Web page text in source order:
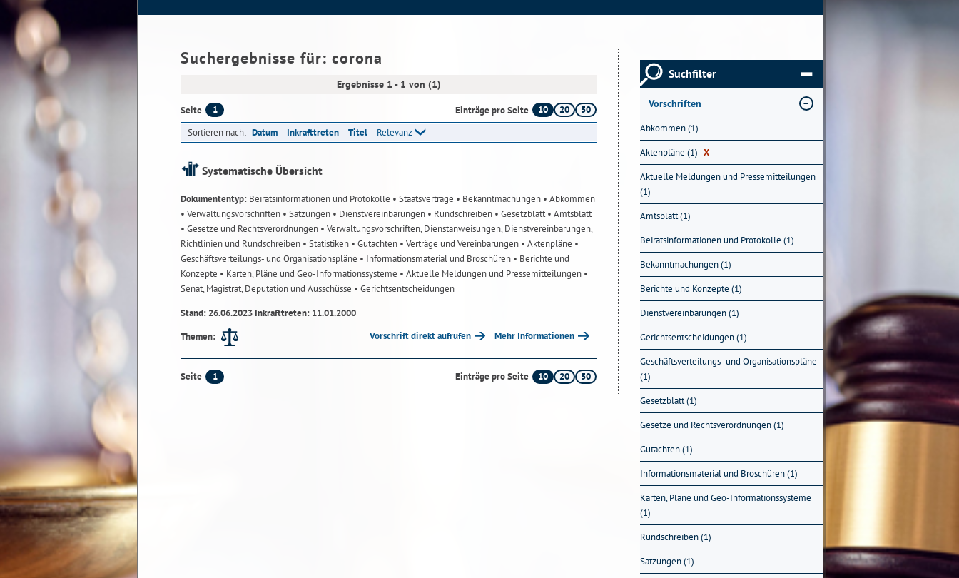
Suchergebnisse für: corona
Ergebnisse 1 - 1 von (1)
Seite 1 Einträge pro Seite 10 20
50
Sortieren nach: Datum Inkrafttreten Titel Relevanz
Systematische Übersicht
Dokumententyp: Beiratsinformationen und Protokolle • Staatsverträge • Bekanntmachungen • Abkommen
• Verwaltungsvorschriften • Satzungen • Dienstvereinbarungen • Rundschreiben • Gesetzblatt• Amtsblatt
• Gesetze und Rechtsverordnungen • Verwaltungsvorschriften, Dienstanweisungen, Dienstvereinbarungen,
Richtlinien und Rundschreiben • Statistiken • Gutachten • Verträge und Vereinbarungen • Aktenpläne •
Geschäftsverteilungs- und Organisationspläne • Informationsmaterial und Broschüren • Berichte und
Konzepte • Karten, Pläne und Geo-Informationssysteme • Aktuelle Meldungen und Pressemitteilungen •
Senat, Magistrat, Deputation und Ausschüsse • Gerichtsentscheidungen
Stand: 26.06.2023 Inkrafttreten: 11.01.2000
Themen:
Vorschrift direkt aufrufen Mehr Informationen
Seite 1 Einträge pro Seite 10 20 50
Suchfilter
Vorschriften
Abkommen (1)
Aktenpläne (1) X
Aktuelle Meldungen und Pressemitteilungen
(1)
Amtsblatt (1)
Beiratsinformationen und Protokolle (1)
Bekanntmachungen (1)
Berichte und Konzepte (1)
Dienstvereinbarungen (1)
Gerichtsentscheidungen (1)
Geschäftsverteilungs- und Organisationspläne
(1)
Gesetzblatt (1)
Gesetze und Rechtsverordnungen (1)
Gutachten (1)
Informationsmaterial und Broschüren (1)
Karten, Pläne und Geo-Informationssysteme
(1)
Rundschreiben (1)
Satzungen (1)